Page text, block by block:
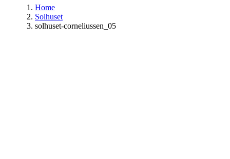
Home
Solhuset
solhuset-corneliussen_05